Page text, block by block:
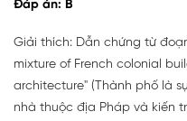
Đáp án: B
Giải thích: Dẫn chứng từ
mixture of French colonial
architecture" (Thành phố là
nhà thuộc địa Pháp và kiến